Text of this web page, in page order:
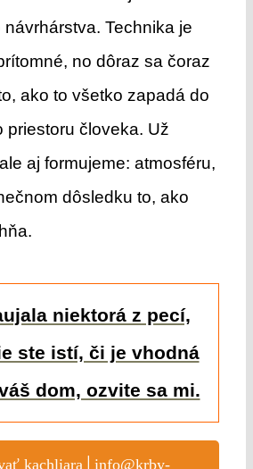
Technika je
no dôraz sa čoraz
ako to všetko zapadá do
priestoru človeka. Už
aj formujeme: atmosféru,
dôsledku to, ako
niektorá z pecí,
ste istí, či je vhodná
dom, ozvite sa mi.
kachliara│info@krby-